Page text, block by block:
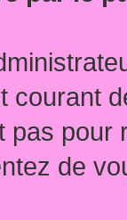
courant
pas pour
de